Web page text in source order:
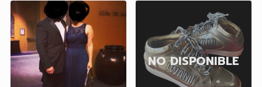
NO DISPONIBLE